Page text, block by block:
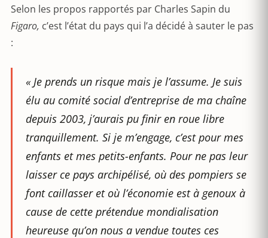
Selon les propos rapportés par Charles Sapin du
Figaro, c’est l’état du pays qui l’a décidé à sauter le pas
:
« Je prends un risque mais je l’assume. Je suis
élu au comité social d’entreprise de ma chaîne
depuis 2003, j’aurais pu finir en roue libre
tranquillement. Si je m’engage, c’est pour mes
enfants et mes petits-enfants. Pour ne pas leur
laisser ce pays archipélisé, où des pompiers se
font caillasser et où l’économie est à genoux à
cause de cette prétendue mondialisation
heureuse qu’on nous a vendue toutes ces